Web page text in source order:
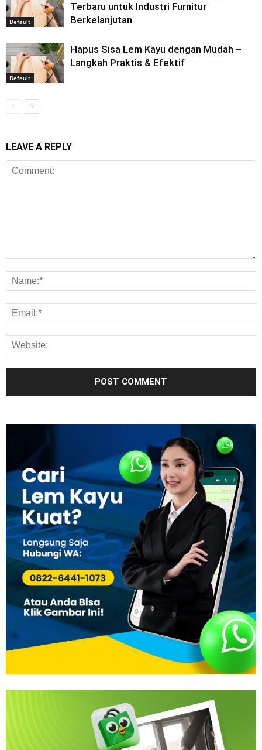
Default
Terbaru untuk Industri Furnitur
Berkelanjutan
Default
Hapus Sisa Lem Kayu dengan Mudah –
Langkah Praktis & Efektif
LEAVE A REPLY